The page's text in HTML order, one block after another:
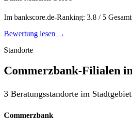
Im bankscore.de-Ranking: 3.8 / 5
Bewertung lesen →
Standorte
Commerzbank-Filialen
3 Beratungsstandorte im
Commerzbank